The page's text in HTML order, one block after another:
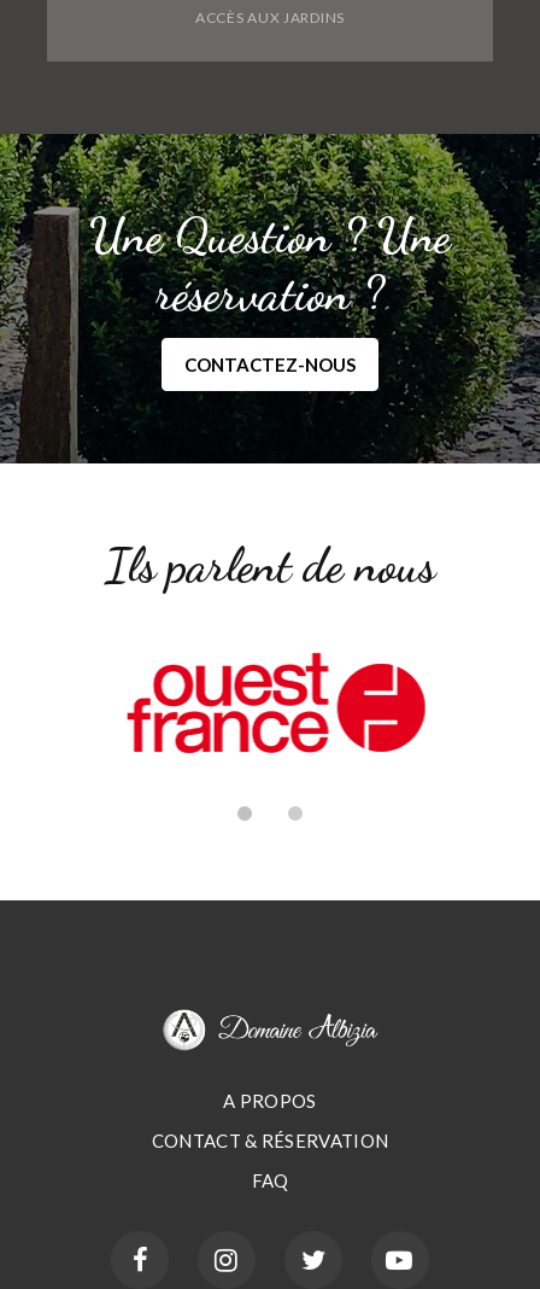
ACCÈS AUX JARDINS
Une Question ? Une
réservation ?
CONTACTEZ-NOUS
Ils parlent de nous
A PROPOS
CONTACT & RÉSERVATION
FAQ